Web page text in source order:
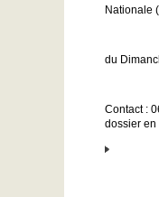
Nationale
du
Contact :
dossier en